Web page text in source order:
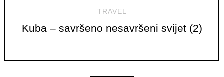
TRAVEL
Kuba – savršeno nesavršeni svijet (2)